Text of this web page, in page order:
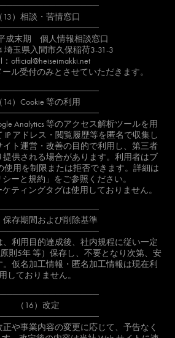
（13）相談・苦情窓口
成末期 個人情報相談窓口
埼玉県入間市久保稲荷3-31-3
：official@heiseimakki.net
ル受付のみとさせていただきます。
（14）Cookie 等の利用
Analytics 等のアクセス解析ツールを用
IP アドレス・閲覧履歴等を匿名で収集し
イト運営・改善の目的で利用し、第三者
提供される場合があります。利用者はブ
使用を制限または拒否できます。詳細は
シーと規約」をご参照ください。
ティングタグは使用しておりません。
保存期間および削除基準
利用目的達成後、社内規程に従い一定
則5年 等）保存し、不要となり次第、安
仮名加工情報・匿名加工情報は現在利
用しておりません。
（16）改定
や事業内容の変更に応じて、予告なく